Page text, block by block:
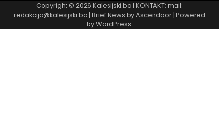
Copyright © 2026 Kalesijski.ba I KONTAKT: mail:
redakcija@kalesijski.ba | Brief News byAscendoor| Powered
byWordPress.